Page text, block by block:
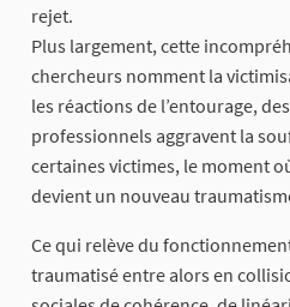
rejet.
Plus largement, cette
chercheurs nomment la
les réactions de l’entourage,
professionnels aggravent la
certaines victimes, le moment
devient un nouveau
Ce qui relève du
traumatisé entre alors en